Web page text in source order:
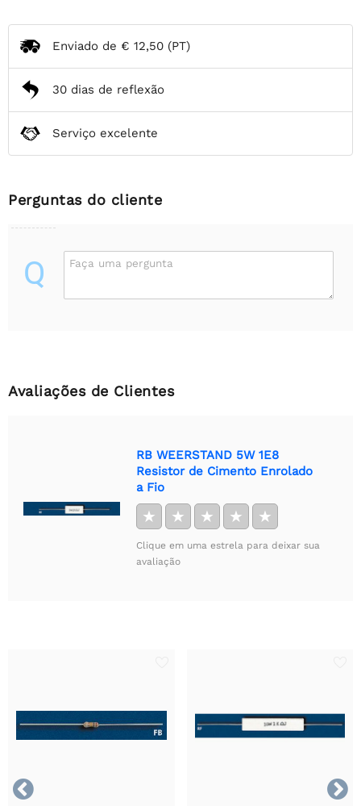
Enviado de € 12,50 (PT)
30 dias de reflexão
Serviço excelente
Perguntas do cliente
Q Faça uma pergunta
Avaliações de Clientes
RB WEERSTAND 5W 1E8
Resistor de Cimento Enrolado
a Fio
★ ★ ★ ★ ★
Clique em uma estrela para deixar sua
avaliação

